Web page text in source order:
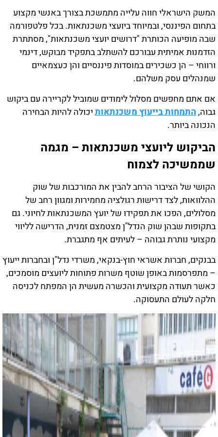
המשק הישראלי חווה עלייה מתמשכת בצורך באנשי מקצוע
בתחום הפיננסי, ובמיוחד ביועצי משכנתאות. בכל פלטפורמה
שבה מופיעה הכותרת "דרושים יועצי משכנתאות", מסתתרת
הזדמנות אמיתית עבורכם להשתלב בתפקיד מבוקש, דינמי
ורווחי – הן כשכירים במוסדות פיננסיים והן כעצמאיים
שמנהלים עסק משלהם.
אם אתם מחפשים מסלול לימודים שמוביל לקריירה עם ביקוש
גבוה,התמחות בייעוץ משכנתאותיכולה להיות הבחירה
הנכונה ביותר.
הביקוש ליועצי משכנתאות – מגמה
שממשיכה לצמוח
הקושי של הציבור הרחב להבין את המורכבות של שוק
ההלוואות, לצד דרישות רגולציה מחמירות ומגוון רחב של
מסלולים, הפכו את תפקידו של יועץ המשכנתאות לחיוני. גם
בתקופות שבהן שוק הנדל"ן מצטמצם זמנית, הדרישה לליווי
מקצועי נותרת גבוהה – לעיתים אף מתגברת.
בבנקים, חברות אשראי חוץ-בנקאי, משרדי נדל"ן ובחברות ייעוץ
– מתפרסמות באופן שוטף משרות פתוחות ליועצים מוסמכים,
כאשר תעודה מקצועית והכשרה מעשית הן המפתח לכניסה
חלקה לעולם התעסוקה.